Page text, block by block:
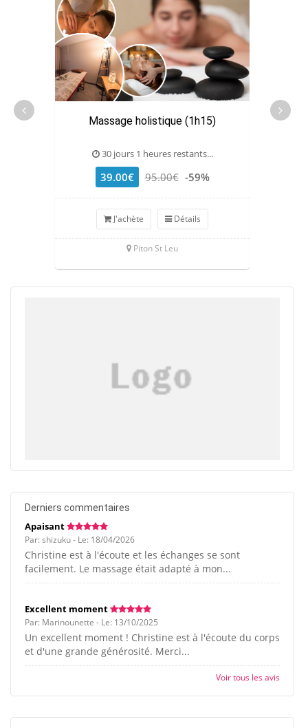
Massage holistique (1h15)
30 jours 1 heures restants...
39.00€ 95.00€ -59%
J'achète Détails
Piton St Leu
Derniers commentaires
Apaisant
Par: shizuku - Le: 18/04/2026
Christine est à l'écoute et les échanges se sont
facilement. Le massage était adapté à mon...
Excellent moment
Par: Marinounette - Le: 13/10/2025
Un excellent moment ! Christine est à l'écoute du corps
et d'une grande générosité. Merci...
Voir tous les avis